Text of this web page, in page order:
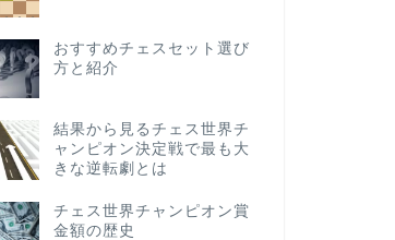
おすすめチェスセット選び
方と紹介
結果から見るチェス世界チ
ャンピオン決定戦で最も大
きな逆転劇とは
チェス世界チャンピオン賞
金額の歴史